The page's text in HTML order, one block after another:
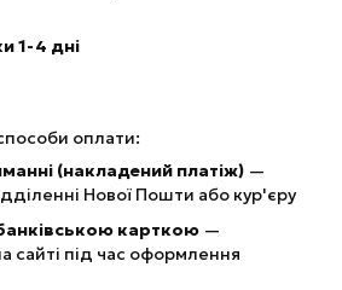
1-4 дні
оплати:
(накладений платіж) —
Нової Пошти або кур'єру
карткою —
сайті під час оформлення